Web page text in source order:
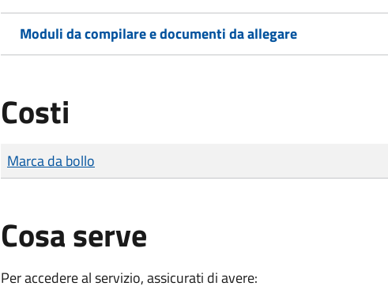
Moduli da compilare e documenti da allegare
Costi
Tipo di pagamento
Importo
Marca da bollo
Cosa serve
Per accedere al servizio, assicurati di avere: